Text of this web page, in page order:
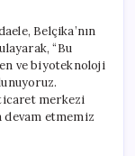
Belçika’nın
“Bu
ve biyoteknoloji
merkezi
devam etmemiz